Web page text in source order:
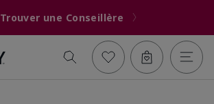
Trouver une Conseillère